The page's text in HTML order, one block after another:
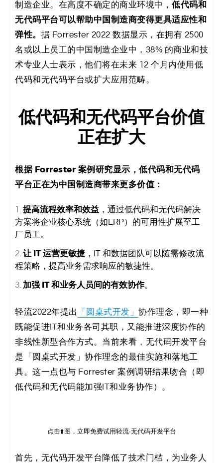
码
案
例
皮
制造企业。在高度不确定的商业环境中， 低代码和
无代码平台可以帮助中国制造商变得更具适应性和
弹性。
据 Forrester 2022 数据显示，在拥有 2500
名或以上员工的中国制造企业中，38% 的商业和技
术专业人士表示，他们将在未来 12 个月内使用低
代码和无代码平台或扩大应用范畴。
低代码和无代码平台价值
正在扩大
根据 Forrester 案例研究显示，低代码和无代码
平台正在为中国制造商带来更多价值：
提高流程效率和效益 ，通过低代码和无代码解决
方案将企业核心系统（如ERP）的可用性扩展至工
厂员工。
让 IT 运营更敏捷 ，IT 和数据团队可以随需修改流
程策略，提高业务需求响应的敏捷性。
加强 IT 和业务人员间的有效协作。
轻流2022年提出 「圆桌式开发」 协作理念，即一种
既能促进IT和业务各司其职，又能推进深度协作的
非线性新型合作方式。当前来看，无代码开发平台
是「圆桌式开发」协作理念的最佳实施和落地工
具。这一点也与 Forrester 案例调研结果吻合（即
低代码和无代码能加强IT和业务协作）。
点击⬆️图，立即免费试用轻流·无代码开发平台
首先，无代码开发平台降低了技术门槛，为业务人